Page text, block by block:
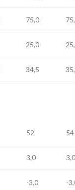
75,0
25,0
34,5
52 54
3,0 3,0
-3,0 -